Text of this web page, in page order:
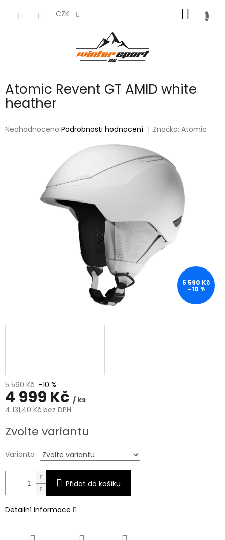
CZK
KOŠÍK
Atomic Revent GT AMID white
heather
Průměrné
hvězdiček.
Neohodnoceno Podrobnosti hodnocení Značka:Atomic
5 590 Kč
–10 %
5 590 Kč –10 %
4 999 Kč / ks
4 131,40 Kč bez DPH
cena:
Zvolte variantu
Varianta
Přidat do košíku
Detailní informace